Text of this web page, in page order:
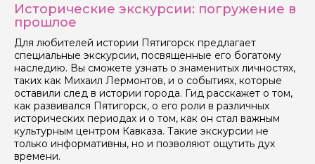
Исторические экскурсии: погружение в
прошлое
Для любителей истории Пятигорск предлагает
специальные экскурсии, посвященные его богатому
наследию. Вы сможете узнать о знаменитых личностях,
таких как Михаил Лермонтов, и о событиях, которые
оставили след в истории города. Гид расскажет о том,
как развивался Пятигорск, о его роли в различных
исторических периодах и о том, как он стал важным
культурным центром Кавказа. Такие экскурсии не
только информативны, но и позволяют ощутить дух
времени.